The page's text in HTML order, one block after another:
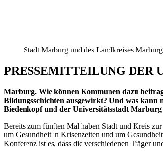
Stadt Marburg und des Landkreises
PRESSEMITTEILUNG DER
Marburg. Wie können Kommunen dazu
Bildungsschichten ausgewirkt? Und was kann
Biedenkopf und der Universitätsstadt Marburg
Bereits zum fünften Mal haben Stadt und Kreis
um Gesundheit in Krisenzeiten und um
Konferenz ist es, dass die verschiedenen Träger